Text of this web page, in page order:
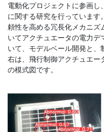
電動化プロジェクトに参画
に関する研究を行っていま
頼性を高める冗長化メカニズ
いてアクチュエータの電力デ
いて、モデルベール開発と、
右は、飛行制御アクチュエー
の模式図です。